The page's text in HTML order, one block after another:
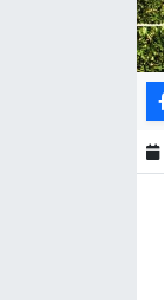
EKONOMİ